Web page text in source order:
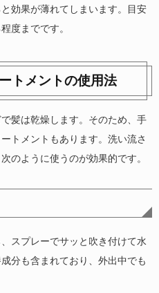
効果が薄れてしまいます。目安
度までです。
トメントの使用法
髪は乾燥します。そのため、手
トメントもあります。洗い流さ
のように使うのが効果的です。
スプレーでサッと吹き付けて水
分も含まれており、外出中でも